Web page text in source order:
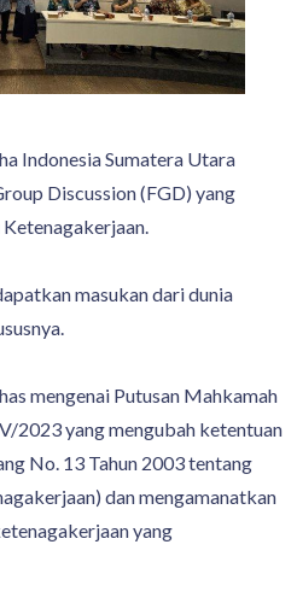
Indonesia Sumatera Utara
Discussion (FGD) yang
Ketenagakerjaan.
masukan dari dunia
mengenai Putusan Mahkamah
2023 yang mengubah ketentuan
No. 13 Tahun 2003 tentang
dan mengamanatkan
yang